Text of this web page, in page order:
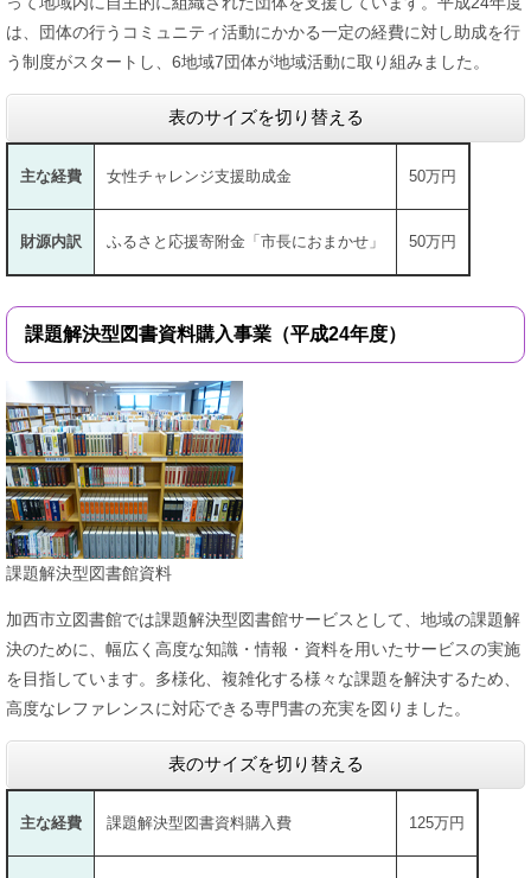
は、団体の行うコミュニティ活動にかかる一定の経費に対し助成を行
う制度がスタートし、6地域7団体が地域活動に取り組みました。
表のサイズを切り替える
主な経費 女性チャレンジ支援助成金 50万円
財源内訳 ふるさと応援寄附金「市長におまかせ」 50万円
課題解決型図書資料購入事業（平成24年度）
課題解決型図書館資料
加西市立図書館では課題解決型図書館サービスとして、地域の課題解
決のために、幅広く高度な知識・情報・資料を用いたサービスの実施
を目指しています。多様化、複雑化する様々な課題を解決するため、
高度なレファレンスに対応できる専門書の充実を図りました。
表のサイズを切り替える
主な経費 課題解決型図書資料購入費 125万円